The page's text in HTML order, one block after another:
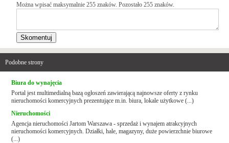
Można wpisać maksymalnie 255 znaków. Pozostało255 znaków.
Podobne strony
Biura do wynajęcia
Portal jest multimedialną bazą ogłoszeń zawierającą najnowsze oferty z rynku
nieruchomości komercyjnych prezentujące m.in. biura, lokale użytkowe (...)
Nieruchomości
Agencja nieruchomości Jartom Warszawa - sprzedaż i wynajem atrakcyjnych
nieruchomości komercyjnych. Działki, hale, magazyny, duże powierzchnie biurowe
(...)